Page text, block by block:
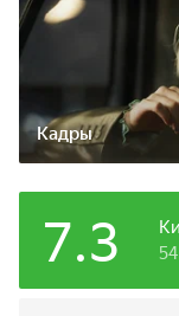
Кадры
7.3